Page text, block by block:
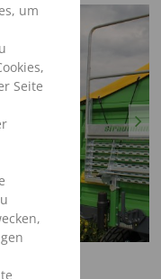
um
Seite